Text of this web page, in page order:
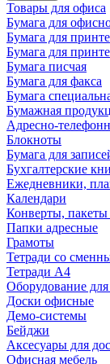
Товары для офиса
Бумага для
Бумага для
Бумага для
Бумага писчая
Бумага для факса
Бумага
Бумажная
Адресно-
Блокноты
Бумага для
Бухгалтерские
Ежедневники,
Календари
Конверты,
Папки адресные
Грамоты
Тетради со
Тетради А4
Оборудование
Доски офисные
Демо-системы
Бейджи
Аксесуары для
Офисная мебель